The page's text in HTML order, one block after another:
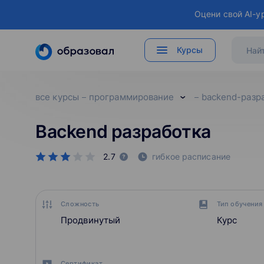
Оцени свой AI-
Курсы
все курсы программирование backend-
Backend разработка
2.7 гибкое расписание
Сложность
Продвинутый
Тип обучения
Курс